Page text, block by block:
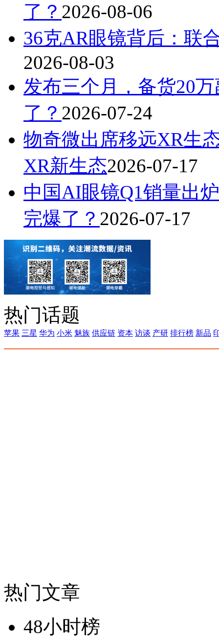
了？ 2026-08-06
36克AR眼镜背后：联
2026-08-03
发布三个月，备货20
了？ 2026-07-24
物奇微出席移远XR生
XR新生态2026-07-17
中国AI眼镜Q1销量出
完爆了？ 2026-07-17
热门话题
苹果 三星 华为 小米 魅族 供应链 资本 访谈 产研 排行榜 新品
热门文章
48小时榜